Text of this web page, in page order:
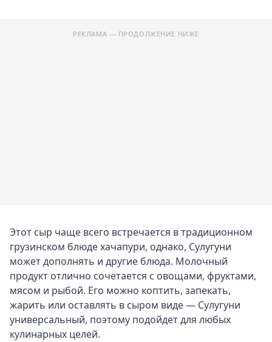
РЕКЛАМА — ПРОДОЛЖЕНИЕ НИЖЕ
Этот сыр чаще всего встречается в традиционном
грузинском блюде хачапури, однако, Сулугуни
может дополнять и другие блюда. Молочный
продукт отлично сочетается с овощами, фруктами,
мясом и рыбой. Его можно коптить, запекать,
жарить или оставлять в сыром виде — Сулугуни
универсальный, поэтому подойдет для любых
кулинарных целей.